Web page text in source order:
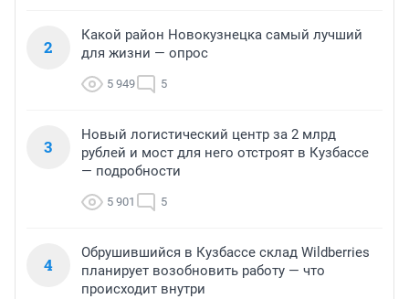
2
Какой район Новокузнецка самый лучший
для жизни — опрос
5 949 5
3
Новый логистический центр за 2 млрд
рублей и мост для него отстроят в Кузбассе
— подробности
5 901 5
4
Обрушившийся в Кузбассе склад Wildberries
планирует возобновить работу — что
происходит внутри